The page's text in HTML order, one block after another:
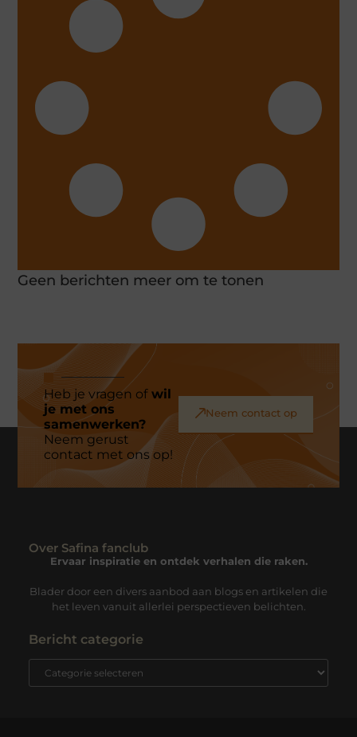
Geen berichten meer om te tonen
Heb je vragen ofwil
je met ons
samenwerken?
Neem gerust
contact met ons op!
Neem contact op
Over Safina fanclub
Ervaar inspiratie en ontdek verhalen die raken.
Blader door een divers aanbod aan blogs en artikelen die
het leven vanuit allerlei perspectieven belichten.
Bericht categorie